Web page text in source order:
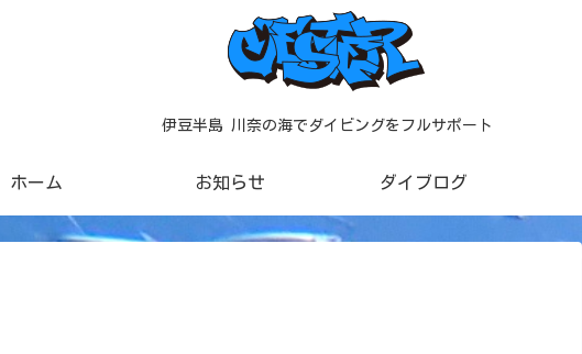
伊豆半島 川奈の海でダイビングをフルサポート
ホーム お知らせ ダイブログ